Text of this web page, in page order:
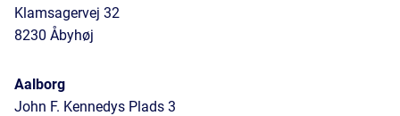
Klamsagervej 32
8230 Åbyhøj
Aalborg
John F. Kennedys Plads 3